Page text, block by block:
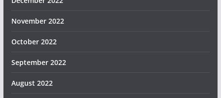
November 2022
October 2022
September 2022
August 2022